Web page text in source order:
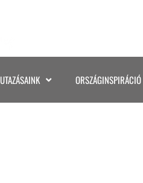
UTAZÁSAINK ORSZÁGINSPIRÁCIÓ